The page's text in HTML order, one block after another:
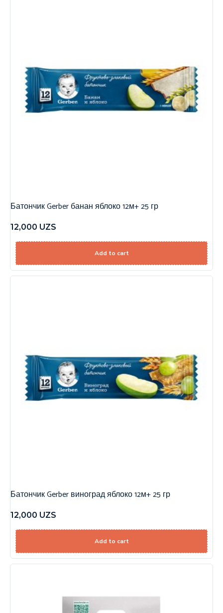
Батончик Gerber банан яблоко 12м+ 25 гр
12,000 UZS
Add to cart
Батончик Gerber виноград яблоко 12м+ 25 гр
12,000 UZS
Add to cart